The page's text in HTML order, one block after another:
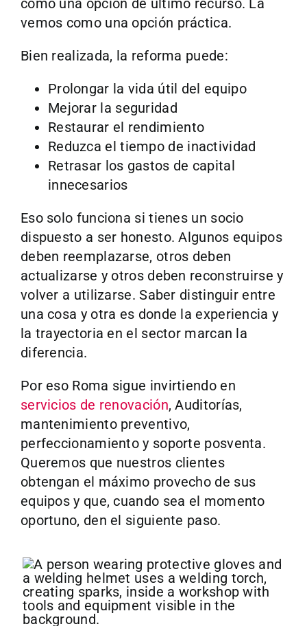
como una opción de último recurso. La
vemos como una opción práctica.
Bien realizada, la reforma puede:
Prolongar la vida útil del equipo
Mejorar la seguridad
Restaurar el rendimiento
Reduzca el tiempo de inactividad
Retrasar los gastos de capital
innecesarios
Eso solo funciona si tienes un socio
dispuesto a ser honesto. Algunos equipos
deben reemplazarse, otros deben
actualizarse y otros deben reconstruirse y
volver a utilizarse. Saber distinguir entre
una cosa y otra es donde la experiencia y
la trayectoria en el sector marcan la
diferencia.
Por eso Roma sigue invirtiendo en
servicios de renovación, Auditorías,
mantenimiento preventivo,
perfeccionamiento y soporte posventa.
Queremos que nuestros clientes
obtengan el máximo provecho de sus
equipos y que, cuando sea el momento
oportuno, den el siguiente paso.